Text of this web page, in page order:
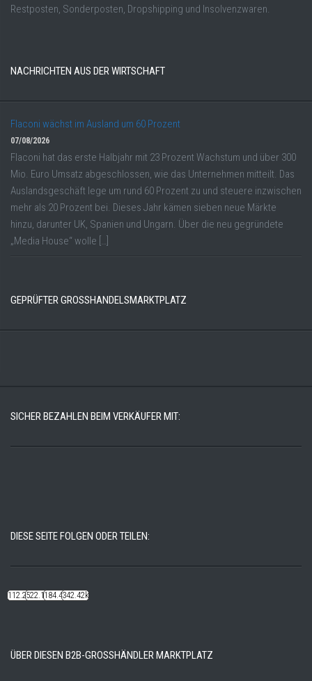
Restposten, Sonderposten, Dropshipping und Insolvenzwaren.
NACHRICHTEN AUS DER WIRTSCHAFT
Flaconi wächst im Ausland um 60 Prozent
07/08/2026
Flaconi hat das erste Halbjahr mit 23 Prozent Wachstum und über 300
Mio. Euro Umsatz abgeschlossen, wie das Unternehmen mitteilt. Das
Auslandsgeschäft lege um rund 60 Prozent zu und steuere inzwischen
mehr als 20 Prozent bei. Dieses Jahr kämen sieben neue Märkte
hinzu, darunter UK, Spanien und Ungarn. Über die neu gegründete
„Media House“ wolle […]
GEPRÜFTER GROSSHANDELSMARKTPLATZ
SICHER BEZAHLEN BEIM VERKÄUFER MIT:
DIESE SEITE FOLGEN ODER TEILEN:
112.22k522.14k184.48k342.42k
ÜBER DIESEN B2B-GROSSHÄNDLER MARKTPLATZ